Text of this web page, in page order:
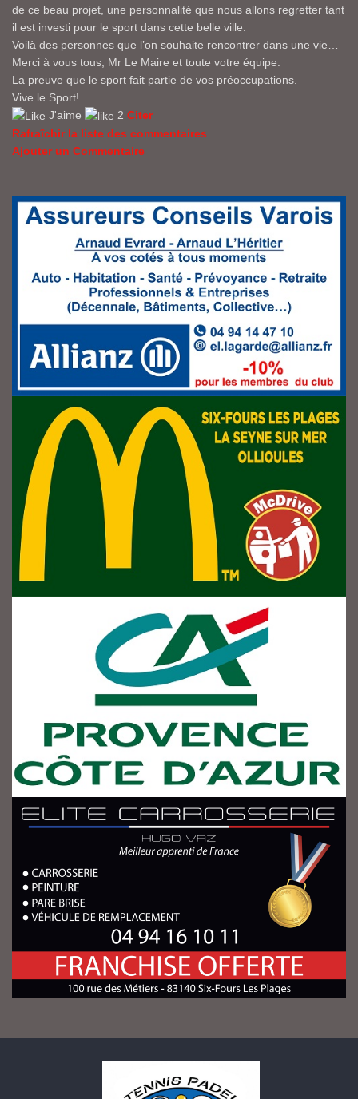
de ce beau projet, une personnalité que nous allons regretter tant
il est investi pour le sport dans cette belle ville.
Voilà des personnes que l’on souhaite rencontrer dans une vie…
Merci à vous tous, Mr Le Maire et toute votre équipe.
La preuve que le sport fait partie de vos préoccupations.
Vive le Sport!
J'aime
2 Citer
Rafraîchir la liste des commentaires
Ajouter un Commentaire